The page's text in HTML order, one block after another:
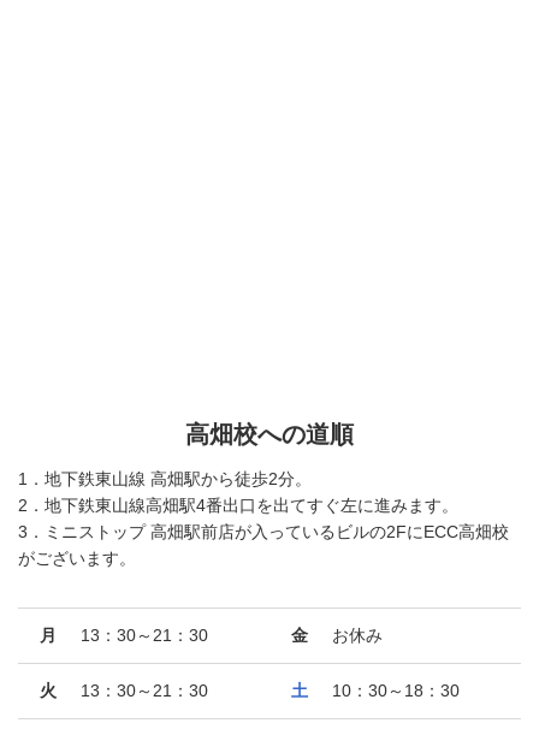
高畑校への道順
1．地下鉄東山線 高畑駅から徒歩2分。
2．地下鉄東山線高畑駅4番出口を出てすぐ左に進みます。
3．ミニストップ 高畑駅前店が入っているビルの2FにECC高畑校
がございます。
月 13：30～21：30
火 13：30～21：30
金 お休み
土 10：30～18：30